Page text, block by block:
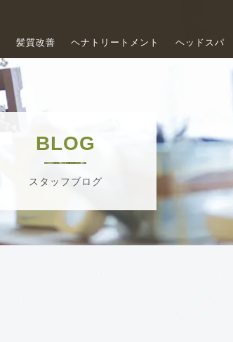
髪質改善 ヘナトリートメント ヘッドスパ
BLOG
スタッフブログ